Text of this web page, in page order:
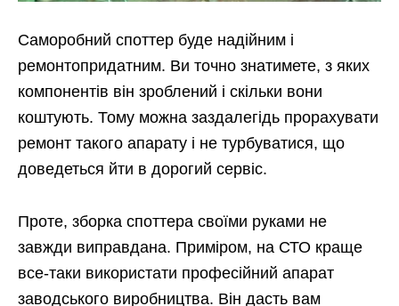
Саморобний споттер буде надійним і
ремонтопридатним. Ви точно знатимете, з яких
компонентів він зроблений і скільки вони
коштують. Тому можна заздалегідь прорахувати
ремонт такого апарату і не турбуватися, що
доведеться йти в дорогий сервіс.
Проте, зборка споттера своїми руками не
завжди виправдана. Приміром, на СТО краще
все-таки використати професійний апарат
заводського виробництва. Він дасть вам